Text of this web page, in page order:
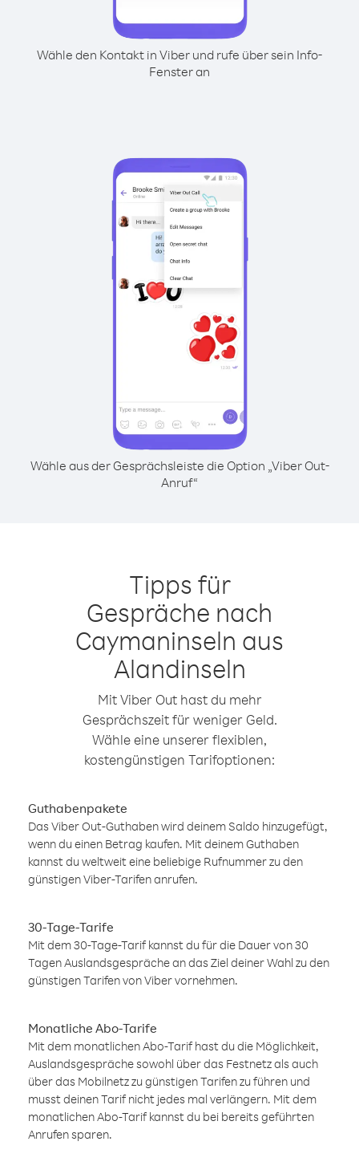
Wähle den Kontakt in Viber und rufe über sein Info-
Fenster an
Wähle aus der Gesprächsleiste die Option „Viber Out-
Anruf“
Tipps für
Gespräche nach
Caymaninseln aus
Alandinseln
Mit Viber Out hast du mehr
Gesprächszeit für weniger Geld.
Wähle eine unserer flexiblen,
kostengünstigen Tarifoptionen:
Guthabenpakete
Das Viber Out-Guthaben wird deinem Saldo hinzugefügt,
wenn du einen Betrag kaufen. Mit deinem Guthaben
kannst du weltweit eine beliebige Rufnummer zu den
günstigen Viber-Tarifen anrufen.
30-Tage-Tarife
Mit dem 30-Tage-Tarif kannst du für die Dauer von 30
Tagen Auslandsgespräche an das Ziel deiner Wahl zu den
günstigen Tarifen von Viber vornehmen.
Monatliche Abo-Tarife
Mit dem monatlichen Abo-Tarif hast du die Möglichkeit,
Auslandsgespräche sowohl über das Festnetz als auch
über das Mobilnetz zu günstigen Tarifen zu führen und
musst deinen Tarif nicht jedes mal verlängern. Mit dem
monatlichen Abo-Tarif kannst du bei bereits geführten
Anrufen sparen.